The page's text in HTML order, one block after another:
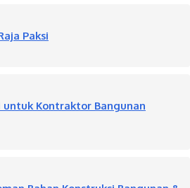
Paksi
untuk Kontraktor Bangunan